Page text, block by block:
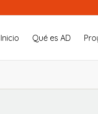
Inicio Qué es AD